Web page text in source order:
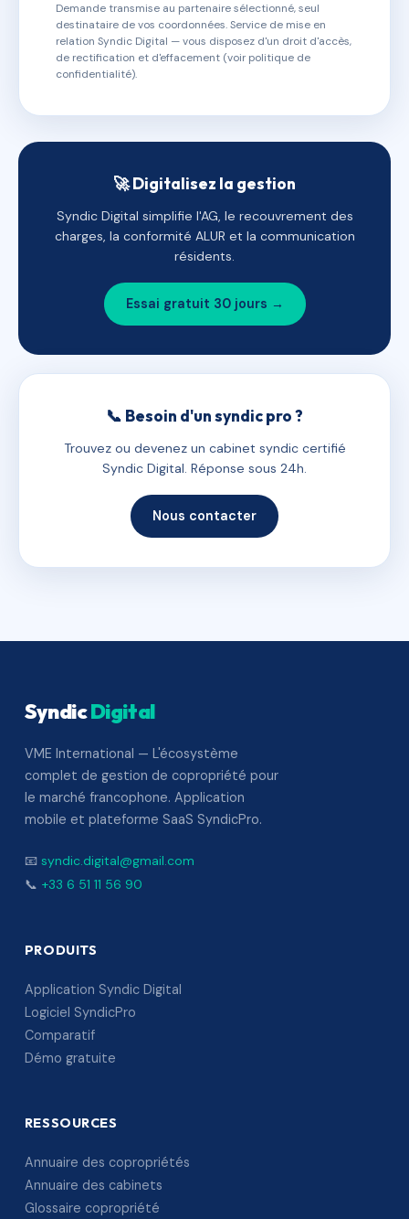
Demande transmise au partenaire sélectionné, seul
destinataire de vos coordonnées. Service de mise en
relation Syndic Digital — vous disposez d'un droit d'accès,
de rectification et d'effacement (voir politique de
confidentialité).
🚀 Digitalisez la gestion
Syndic Digital simplifie l'AG, le recouvrement des
charges, la conformité ALUR et la communication
résidents.
Essai gratuit 30 jours →
📞 Besoin d'un syndic pro ?
Trouvez ou devenez un cabinet syndic certifié
Syndic Digital. Réponse sous 24h.
Nous contacter
SyndicDigital
VME International — L'écosystème
complet de gestion de copropriété pour
le marché francophone. Application
mobile et plateforme SaaS SyndicPro.
📧 syndic.digital@gmail.com
📞 +33 6 51 11 56 90
PRODUITS
Application Syndic Digital
Logiciel SyndicPro
Comparatif
Démo gratuite
RESSOURCES
Annuaire des copropriétés
Annuaire des cabinets
Glossaire copropriété